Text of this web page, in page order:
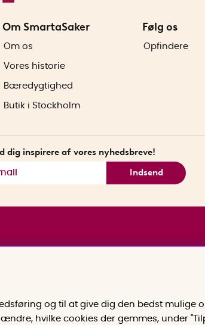
Om SmartaSaker
Om os
Vores historie
Bæredygtighed
Butik i Stockholm
Følg os
Opfindere
dig inspirere af vores nyhedsbreve!
Indsend
og til at give dig den bedst mulige
hvilke cookies der gemmes, under